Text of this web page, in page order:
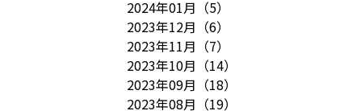
2024年01月 （5）
2023年12月 （6）
2023年11月 （7）
2023年10月 （14）
2023年09月 （18）
2023年08月 （19）